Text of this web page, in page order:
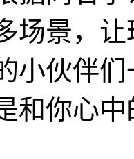
场景，
小伙伴
和你心